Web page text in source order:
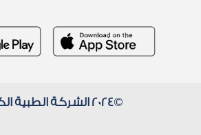
©2024 الشركة الطبية الكويتية